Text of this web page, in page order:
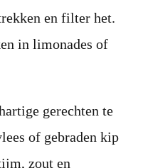
en filter het.
in limonades of
gerechten te
of gebraden kip
zout en